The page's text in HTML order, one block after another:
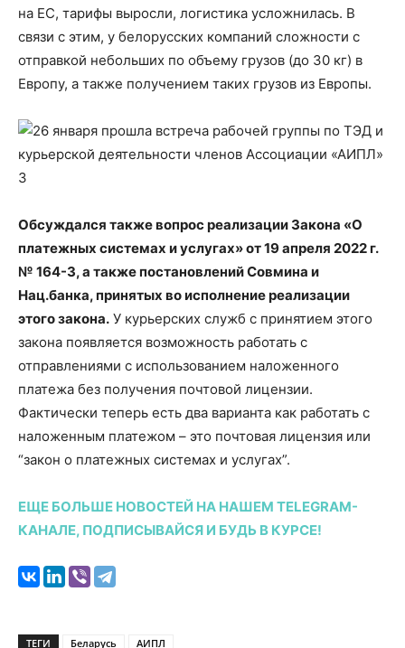
на ЕС, тарифы выросли, логистика усложнилась. В
связи с этим, у белорусских компаний сложности с
отправкой небольших по объему грузов (до 30 кг) в
Европу, а также получением таких грузов из Европы.
Обсуждался также вопрос реализации Закона «О
платежных системах и услугах» от 19 апреля 2022 г.
№ 164-З, а также постановлений Совмина и
Нац.банка, принятых во исполнение реализации
этого закона. У курьерских служб с принятием этого
закона появляется возможность работать с
отправлениями с использованием наложенного
платежа без получения почтовой лицензии.
Фактически теперь есть два варианта как работать с
наложенным платежом – это почтовая лицензия или
“закон о платежных системах и услугах”.
ЕЩЕ БОЛЬШЕ НОВОСТЕЙ НА НАШЕМ TELEGRAM-
КАНАЛЕ, ПОДПИСЫВАЙСЯ И БУДЬ В КУРСЕ!
ТЕГИ Беларусь АИПЛ